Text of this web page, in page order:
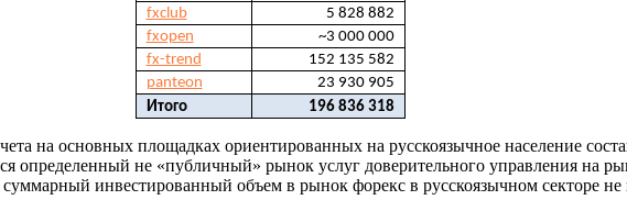
fxclub
5 828 882
fxopen
~3 000 000
fx-trend
152 135 582
panteon
23 930 905
Итого
196 836 318
основных площадках ориентированных на русскоязычное население
определенный не «публичный» рынок услуг доверительного управления на
суммарный инвестированный объем в рынок форекс в русскоязычном секторе